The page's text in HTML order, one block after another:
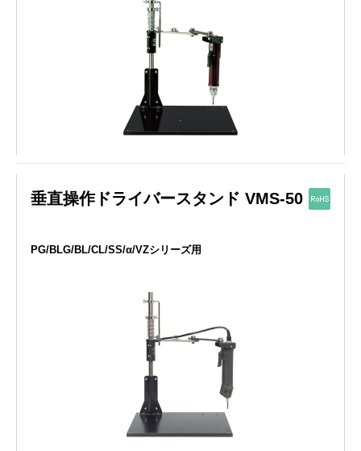
垂直操作ドライバースタンド VMS-50
PG/BLG/BL/CL/SS/α/VZシリーズ用